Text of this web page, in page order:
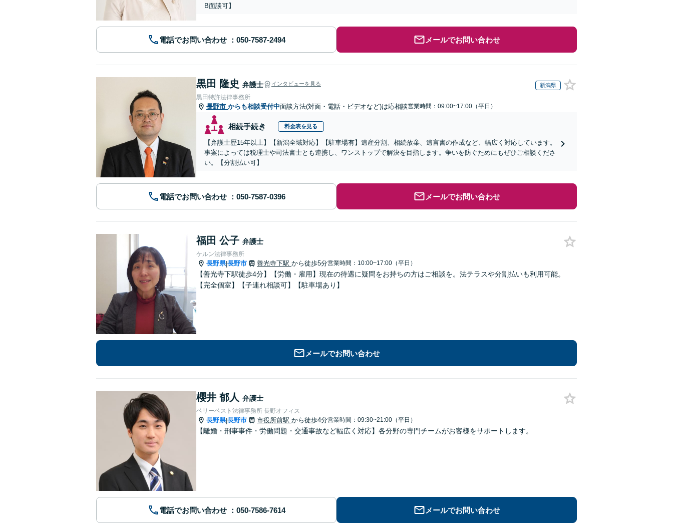
B面談可】
電話でお問い合わせ メールでお問い合わせ
黒田 隆史 弁護士 インタビューを見る 新潟県
黒田特許法律事務所
長野市 からも相談受付中面談方法(対面・電話・ビデオなど)は応相談営業時間：09:00~17:00（平日）
相続手続き 料金表を見る
【弁護士歴15年以上】【新潟全域対応】【駐車場有】遺産分割、相続放棄、遺言書の作成など、幅広く対応しています。
事案によっては税理士や司法書士とも連携し、ワンストップで解決を目指します。争いを防ぐためにもぜひご相談くださ
い。【分割払い可】
電話でお問い合わせ メールでお問い合わせ
福田 公子 弁護士
ケルン法律事務所
長野県|長野市 善光寺下駅 から徒歩5分営業時間：10:00~17:00（平日）
【善光寺下駅徒歩4分】【労働・雇用】現在の待遇に疑問をお持ちの方はご相談を。法テラスや分割払いも利用可能。
【完全個室】【子連れ相談可】【駐車場あり】
メールでお問い合わせ
櫻井 郁人 弁護士
ベリーベスト法律事務所 長野オフィス
長野県|長野市 市役所前駅 から徒歩4分営業時間：09:30~21:00（平日）
【離婚・刑事事件・労働問題・交通事故など幅広く対応】各分野の専門チームがお客様をサポートします。
電話でお問い合わせ メールでお問い合わせ